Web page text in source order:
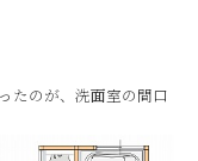
たのが、洗面室の間口